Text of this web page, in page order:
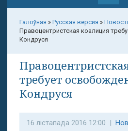
меню
Галоўная » Русская версия »
Правоцентристская коалиция
Кондруся
требует
Кондруся
16 лістапада 2016 12:00 |